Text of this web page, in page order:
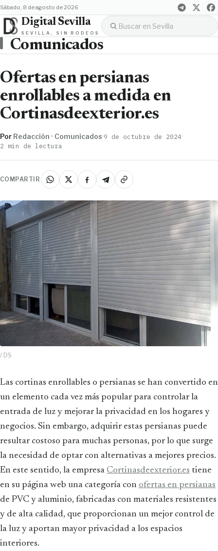
sábado, 8 de agosto de 2026
Digital Sevilla
SEVILLA, SIN RODEOS
Comunicados
Ofertas en persianas
enrollables a medida en
Cortinasdeexterior.es
Por Redacción · Comunicados·9 de octubre de 2024·
2 min de lectura
COMPARTIR
/ DS
Las cortinas enrollables o persianas se han convertido en
un elemento cada vez más popular para controlar la
entrada de luz y mejorar la privacidad en los hogares y
negocios. Sin embargo, adquirir estas persianas puede
resultar costoso para muchas personas, por lo que surge
la necesidad de optar con alternativas a mejores precios.
En este sentido, la empresa Cortinasdeexterior.es tiene
en su página web una categoría con ofertas en persianas
de PVC y aluminio, fabricadas con materiales resistentes
y de alta calidad, que proporcionan un mejor control de
la luz y aportan mayor privacidad a los espacios
interiores.